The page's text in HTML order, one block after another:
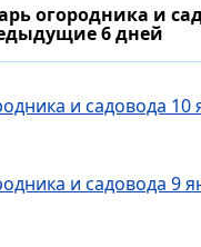
огородника и
6 дней
и садовода 10
и садовода 9